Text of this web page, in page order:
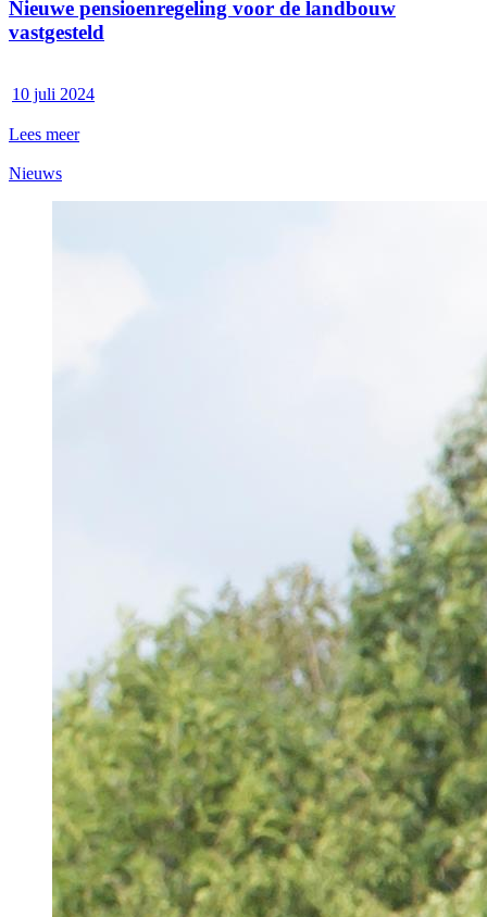
Nieuwe pensioenregeling voor de landbouw
vastgesteld
10 juli 2024
Lees meer
Nieuws